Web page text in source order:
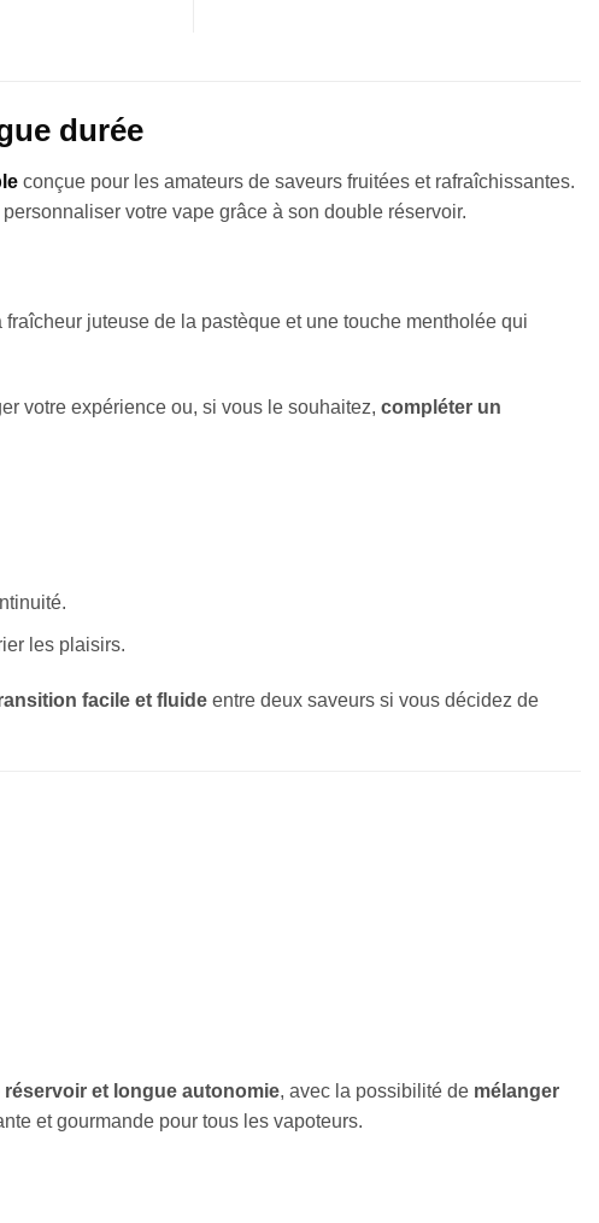
durée
conçue pour les amateurs de saveurs fruitées et rafraîchissantes.
votre vape grâce à son double réservoir.
juteuse de la pastèque et une touche mentholée qui
votre expérience ou, si vous le souhaitez, compléter un
les plaisirs.
facile et fluide entre deux saveurs si vous décidez de
et longue autonomie, avec la possibilité de mélanger
et gourmande pour tous les vapoteurs.